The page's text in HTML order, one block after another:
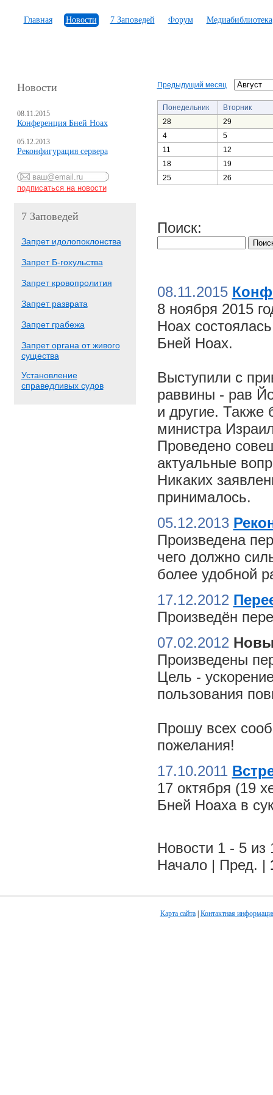
Главная Новости 7 Заповедей Форум Медиабиблиотека
Новости
08.11.2015
Конференция Бней Ноах
05.12.2013
Реконфигурация сервера
7 Заповедей
Запрет идолопоклонства
Запрет Б-гохульства
Запрет кровопролития
Запрет разврата
Запрет грабежа
Запрет органа от живого
существа
Установление
справедливых судов
Предыдущий месяц
Понедельник
Вторник
28
29
4
5
11
12
18
19
25
26
Поиск:
08.11.2015
8 ноября 2015
Ноах
Бней Ноах.
Выступили с
раввины - рав
и другие. Также
министра
Проведено
актуальные
Никаких
принималось.
05.12.2013
Произведена
чего должно
более удобной
17.12.2012
Произведён
07.02.2012
Произведены
Цель -
пользования
Прошу всех
пожелания!
17.10.2011
17 октября (19
Бней Ноаха в
Новости 1 - 5 из
Начало | Пред. |
Карта сайта| Контактная